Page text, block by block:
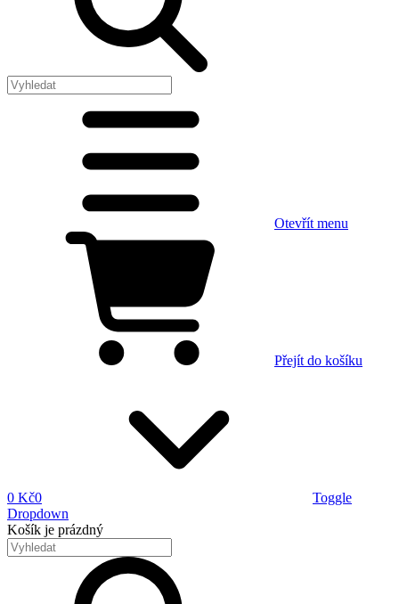
Otevřít menu
Přejít do košíku
0 Kč0
Toggle
Dropdown
Košík je prázdný